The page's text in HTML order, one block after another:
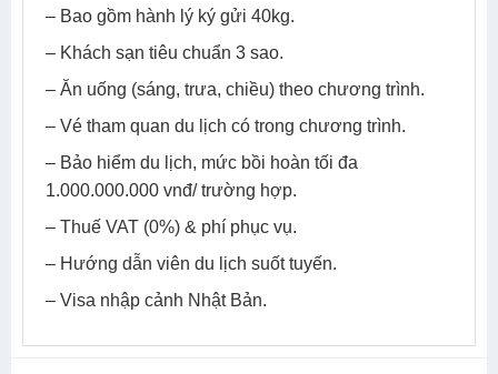
– Bao gồm hành lý ký gửi 40kg.
– Khách sạn tiêu chuẩn 3 sao.
– Ăn uống (sáng, trưa, chiều) theo chương trình.
– Vé tham quan du lịch có trong chương trình.
– Bảo hiểm du lịch, mức bồi hoàn tối đa
1.000.000.000 vnđ/ trường hợp.
– Thuế VAT (0%) & phí phục vụ.
– Hướng dẫn viên du lịch suốt tuyến.
– Visa nhập cảnh Nhật Bản.